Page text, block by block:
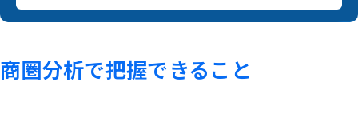
商圏分析で把握できること